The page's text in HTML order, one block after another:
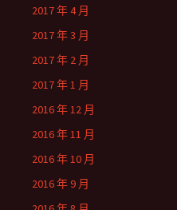
2017 年 4 月
2017 年 3 月
2017 年 2 月
2017 年 1 月
2016 年 12 月
2016 年 11 月
2016 年 10 月
2016 年 9 月